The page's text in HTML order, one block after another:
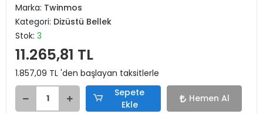
Marka: Twinmos
Kategori: Dizüstü Bellek
Stok: 3
11.265,81 TL
1.857,09 TL 'den başlayan taksitlerle
Sepete
Ekle
Hemen Al